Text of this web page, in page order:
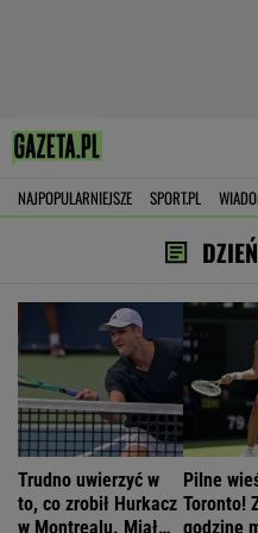
NAJPOPULARNIEJSZE SPORT.PL
Trudno uwierzyć w
to, co zrobił Hurkacz
w Montrealu. Miał
Pilne
Toronto!
godzinę